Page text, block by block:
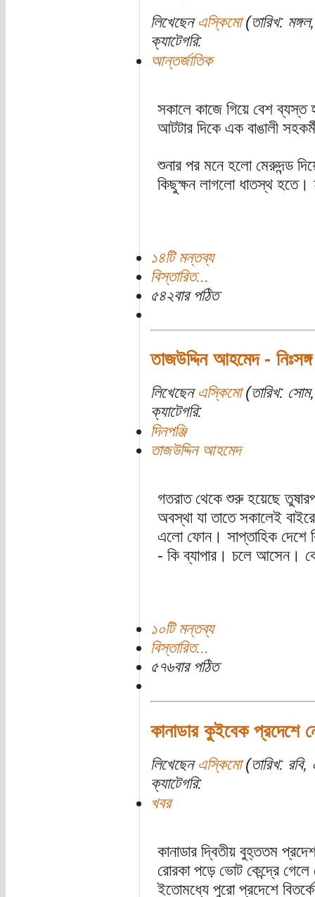
লিখেছেন এস্কিমো(তারিখ:
ক্যাটেগরি:
আন্তর্জাতিক
সকালে কাজে গিয়ে বেশ ব্যস্ত
আটটার দিকে এক বাঙালী
শুনার পর মনে হলো মেরুদন্ড
কিছুক্ষন লাগলো ধাতস্থ হতে।
১৪টি মন্তব্য
বিস্তারিত...
৫৪২বার পঠিত
তাজউদ্দিন আহমেদ -
লিখেছেন এস্কিমো(তারিখ:
ক্যাটেগরি:
দিনপঞ্জি
তাজউদ্দিন আহমেদ
গতরাত থেকে শুরু হয়েছে
অবস্থা যা তাতে সকালেই
এলো ফোন। সাপ্তাহিক দেশে
- কি ব্যাপার। চলে আসেন।
১০টি মন্তব্য
বিস্তারিত...
৫৭৬বার পঠিত
কানাডার কুইবেক প্রদেশে
লিখেছেন এস্কিমো(তারিখ:
ক্যাটেগরি:
খবর
কানাডার দ্বিতীয় বুহ্ততম
রোরকা পড়ে ভোট কেন্দ্রে
ইতোমধ্যে পুরো প্রদেশে